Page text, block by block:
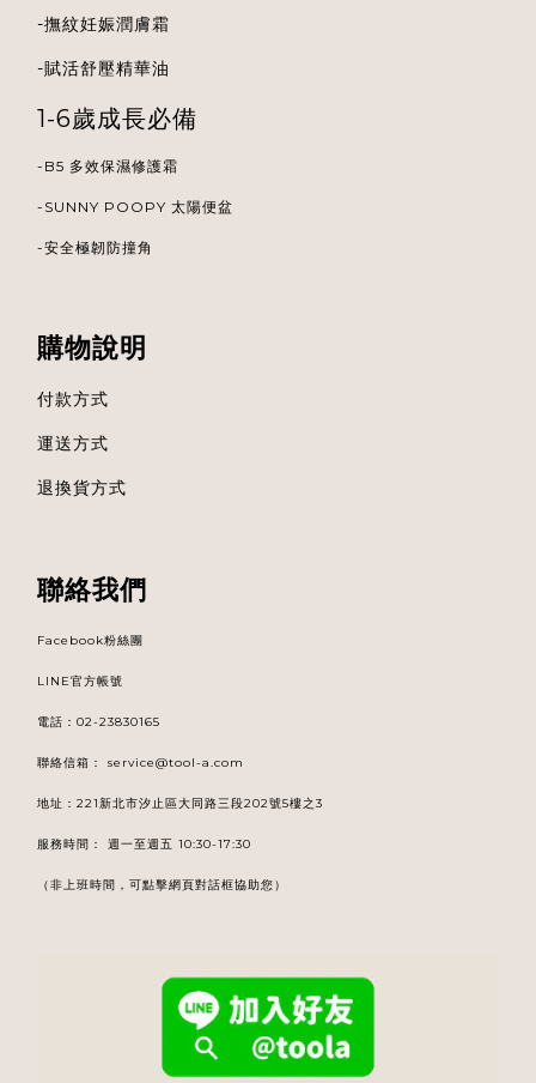
-撫紋妊娠潤膚霜
-賦活舒壓精華油
1-6歲成長必備
-B5 多效保濕修護霜
- SUNNY POOPY 太陽便盆
-安全極韌防撞角
購物說明
付款方式
運送方式
退換貨方式
聯絡我們
Facebook粉絲團
LINE官方帳號
電話 ： 02-23830165
聯絡信箱： service@tool-a.com
地址：221新北市汐止區大同路三段202號5樓之3
服務時間： 週一至週五 10:30-17:30
（非上班時間，可點擊網頁對話框協助您）